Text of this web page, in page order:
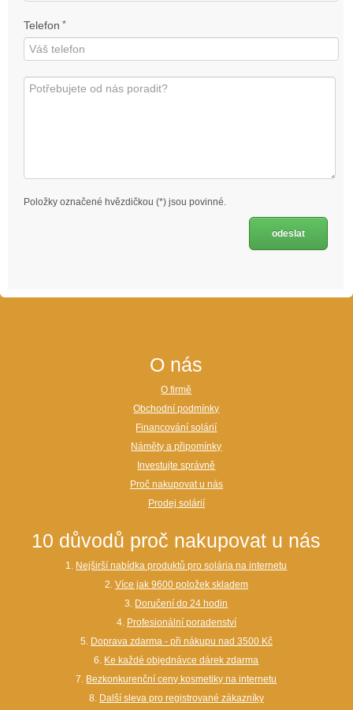
Telefon *
Položky označené hvězdičkou (*) jsou povinné.
O nás
O firmě
Obchodní podmínky
Financování solárií
Náměty a připomínky
Investujte správně
Proč nakupovat u nás
Prodej solárií
10 důvodů proč nakupovat u nás
1. Nejširší nabídka produktů pro solária na internetu
2. Více jak 9600 položek skladem
3. Doručení do 24 hodin
4. Profesionální poradenství
5. Doprava zdarma - při nákupu nad 3500 Kč
6. Ke každé objednávce dárek zdarma
7. Bezkonkurenční ceny kosmetiky na internetu
8. Další sleva pro registrované zákazníky